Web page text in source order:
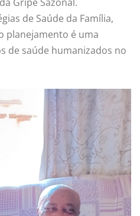
de Saúde da Família,
planejamento é uma
de saúde humanizados no